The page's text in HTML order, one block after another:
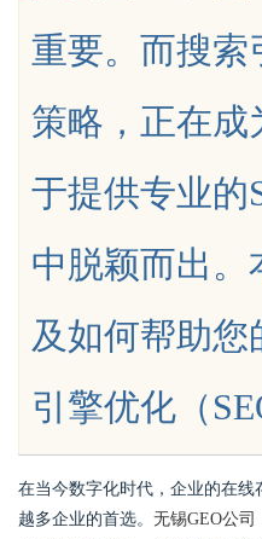
重要。而搜索
策略，正在成
于提供专业的
中脱颖而出。
及如何帮助
引擎优化（
在当今数字化时代，企业的在
越多企业的首选。 无锡GEO公司
发体系全解析